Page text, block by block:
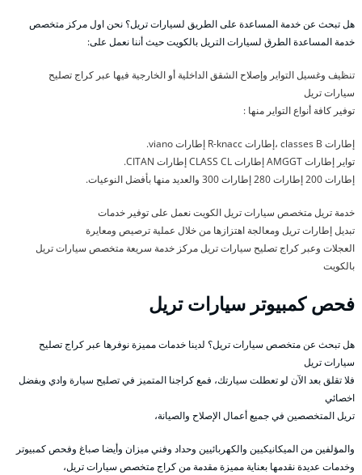
هل تبحث عن خدمة المساعدة على الطريق لسيارات تريل؟ نحن اول مركز متخصص
خدمة المساعدة الطرق لسيارات التريل بالكويت حيث أننا نعمل على:
تنظيف وغسيل التواير وإصلاح الشقق الداخلية أو الخارجية فيها عبر كراج تصليح
سيارات تريل
توفير كافة أنواع التواير منها :
إطارات classes B ،إطارات R-knacc إطارات viano.
تواير إطارات AMGGT إطارات CLASS CL إطارات CITAN.
إطارات 200 إطارات 280 إطارات 300 والعديد منها بأفضل النوعيات.
خدمة تريل متخصص سيارات تريل الكويت نعمل على توفير خدمات
تبديل إطارات تريل ومعالجة اهتزازها من خلال عملية ترصيص ومعايرة
العجلات وعبر كراج تصليح سيارات تريل مركز خدمة سريعة متخصص سيارات تريل
بالكويت
فحص كمبيوتر سيارات تريل
هل تبحث عن متخصص سيارات تريل؟ لدينا خدمات مميزة نوفرها عبر كراج تصليح
سيارات تريل
فلا تقلق بعد الآن لو تعطلت سيارتك، فمع كراجنا المتميز في تصليح سيارة وادي وبفضل
اخصائي
تريل المتخصصين في جميع أعمال الإصلاح والصيانة،
والمؤلفين من الميكانيكيين والكهربائيين وحداد وفني ميزان وأيضا صباغ وفحص كمبيوتر
وخدمات عديدة نقدمها بعناية مميزة مقدمة من كراج متخصص سيارات تريل،